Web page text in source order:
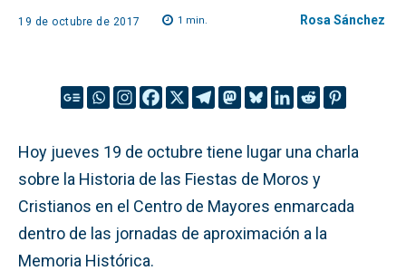
19 de octubre de 2017 1 min. Rosa Sánchez
Hoy jueves 19 de octubre tiene lugar una charla
sobre la Historia de las Fiestas de Moros y
Cristianos en el Centro de Mayores enmarcada
dentro de las jornadas de aproximación a la
Memoria Histórica.